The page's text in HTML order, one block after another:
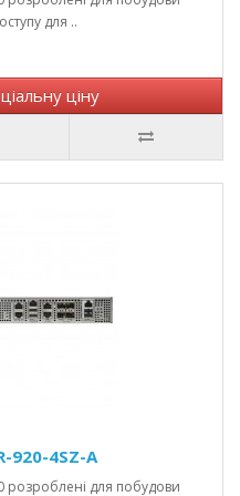
для ..
ціну
920-4SZ-A
розроблені для побудови